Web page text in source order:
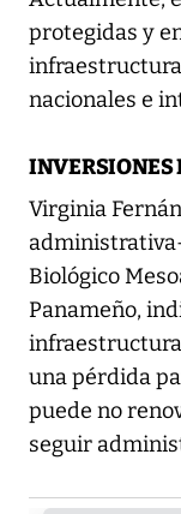
protegidas y
nacionales e
INVERSIONES
Virginia
Biológico
Panameño,
una pérdida
puede no
seguir